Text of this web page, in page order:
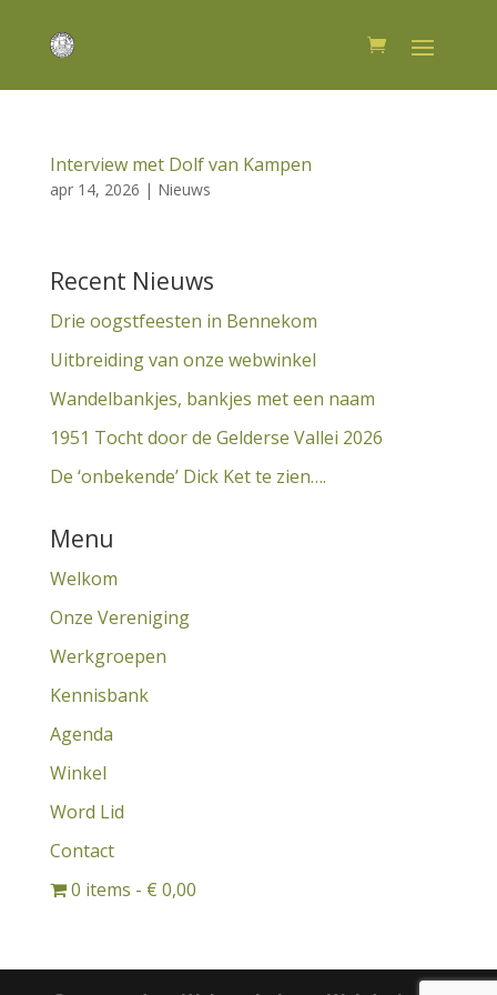
Interview met Dolf van Kampen
apr 14, 2026 | Nieuws
Recent Nieuws
Drie oogstfeesten in Bennekom
Uitbreiding van onze webwinkel
Wandelbankjes, bankjes met een naam
1951 Tocht door de Gelderse Vallei 2026
De ‘onbekende’ Dick Ket te zien….
Menu
Welkom
Onze Vereniging
Werkgroepen
Kennisbank
Agenda
Winkel
Word Lid
Contact
0 items
€ 0,00